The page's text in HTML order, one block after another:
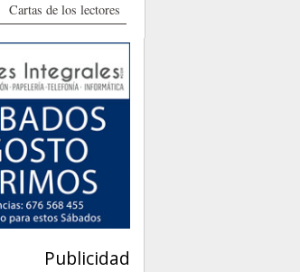
Cartas de los lectores
Publicidad